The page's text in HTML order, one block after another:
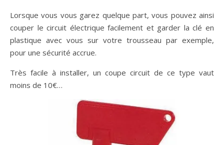
Lorsque vous vous garez quelque part, vous pouvez ainsi
couper le circuit électrique facilement et garder la clé en
plastique avec vous sur votre trousseau par exemple,
pour une sécurité accrue.
Très facile à installer, un coupe circuit de ce type vaut
moins de 10€…